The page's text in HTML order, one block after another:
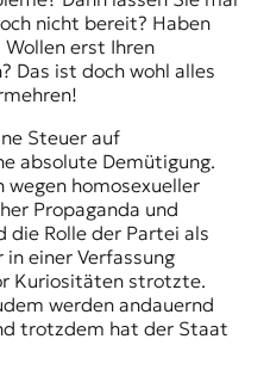
nicht bereit? Haben
Wollen erst Ihren
Das ist doch wohl alles
Steuer auf
absolute Demütigung.
wegen homosexueller
Propaganda und
die Rolle der Partei als
in einer Verfassung
Kuriositäten strotzte.
werden andauernd
trotzdem hat der Staat